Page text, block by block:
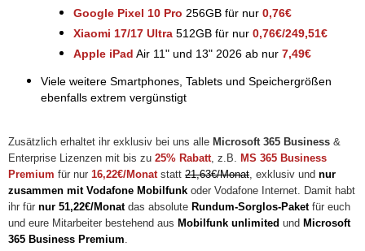
Google Pixel 10 Pro 256GB für nur 0,76€
Xiaomi 17/17 Ultra 512GB für nur 0,76€/249,51€
Apple iPad Air 11" und 13" 2026 ab nur 7,49€
Viele weitere Smartphones, Tablets und Speichergrößen
ebenfalls extrem vergünstigt
Zusätzlich erhaltet ihr exklusiv bei uns alle Microsoft 365 Business &
Enterprise Lizenzen mit bis zu 25% Rabatt , z.B.
MS 365 Business
Premium für nur 16,22€/Monat statt 21,63€/Monat , exklusiv und nur
zusammen mit Vodafone Mobilfunk oder Vodafone Internet. Damit habt
ihr für nur 51,22€/Monatdas absolute Rundum-Sorglos-Paketfür euch
und eure Mitarbeiter bestehend aus Mobilfunk unlimited und Microsoft
365 Business Premium